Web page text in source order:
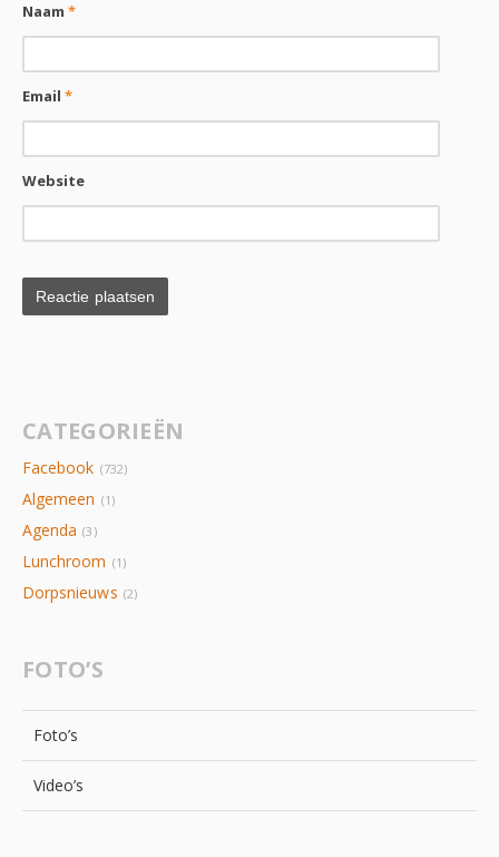
Naam*
Email*
Website
CATEGORIEËN
Facebook (732)
Algemeen (1)
Agenda (3)
Lunchroom (1)
Dorpsnieuws (2)
FOTO’S
Foto’s
Video’s